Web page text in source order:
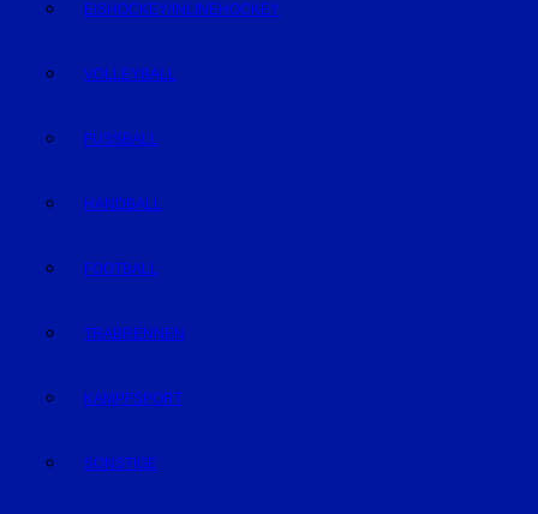
EISHOCKEY/INLINEHOCKEY
VOLLEYBALL
FUSSBALL
HANDBALL
FOOTBALL
TRABRENNEN
KAMPFSPORT
SONSTIGE